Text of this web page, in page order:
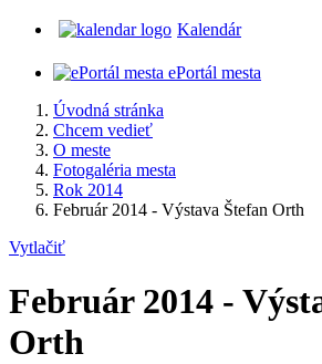
Kalendár
ePortál mesta
Úvodná stránka
Chcem vedieť
O meste
Fotogaléria mesta
Rok 2014
Február 2014 - Výstava Štefan Orth
Vytlačiť
Február 2014 -
Orth